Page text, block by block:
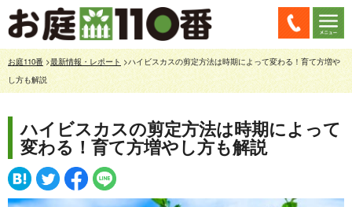
お庭110番>最新情報・レポート >ハイビスカスの剪定方法は時期によって変わる！育て方増や
し方も解説
ハイビスカスの剪定方法は時期によって
変わる！育て方増やし方も解説